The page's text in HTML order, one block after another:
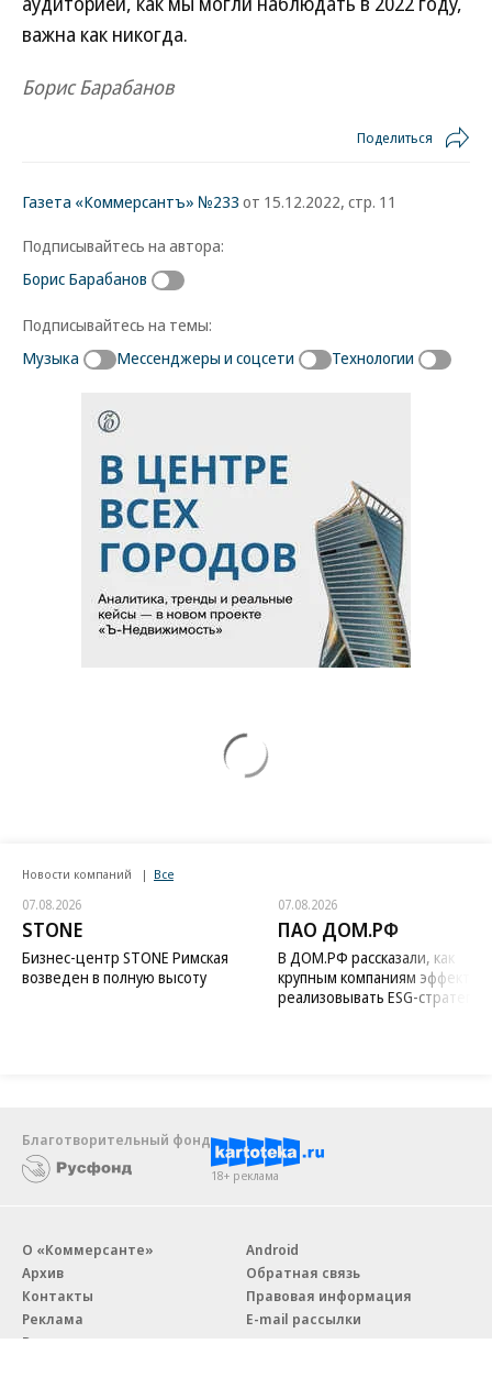
важна как никогда.
Борис Барабанов
Поделиться
Газета «Коммерсантъ» №233 от 15.12.2022, стр. 11
Подписывайтесь на автора:
Борис Барабанов
Подписывайтесь на темы:
Музыка
Мессенджеры и соцсети Технологии
Новости компаний Все
07.08.2026
STONE
Бизнес-центр STONE Римская
возведен в полную высоту
07.08.2026
ПАО ДОМ.РФ
В ДОМ.РФ рассказали, как
крупным компаниям
реализовывать ESG-стратегию
Благотворительный фонд
18+ реклама
О «Коммерсанте»
Архив
Контакты
Реклама
Вакансии
Android
Обратная связь
Правовая информация
E-mail рассылки